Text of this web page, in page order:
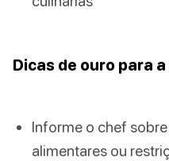
Dicas de ouro para
Informe o chef
alimentares ou